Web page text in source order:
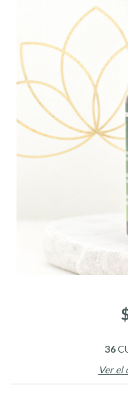
36
Ver el